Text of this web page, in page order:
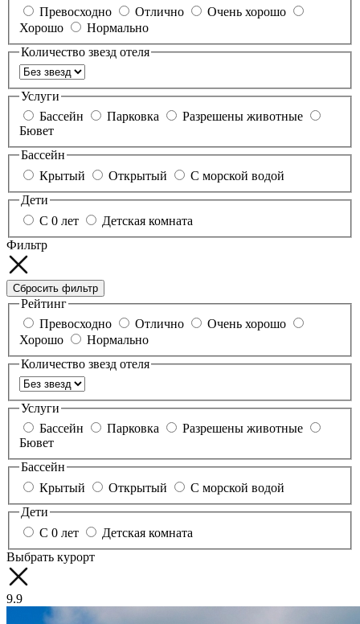
Превосходно
Отлично
Очень хорошо
Хорошо
Нормально
Количество звезд отеля
Услуги
Бассейн
Парковка
Разрешены животные
Бювет
Бассейн
Крытый
Открытый
С морской водой
Дети
С 0 лет
Детская комната
Фильтр
Сбросить фильтр
Рейтинг
Превосходно
Отлично
Очень хорошо
Хорошо
Нормально
Количество звезд отеля
Услуги
Бассейн
Парковка
Разрешены животные
Бювет
Бассейн
Крытый
Открытый
С морской водой
Дети
С 0 лет
Детская комната
Выбрать курорт
9.9